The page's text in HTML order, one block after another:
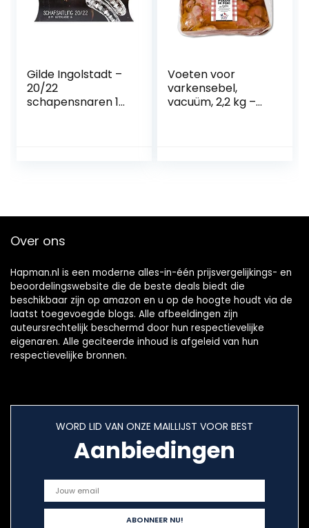
Gilde Ingolstadt –
20/22
schapensnaren 18
Voeten voor
varkensebel,
vacuüm, 2,2 kg –
Over ons
Hapman.nl is een moderne alles-in-één prijsvergelijkings- en
beoordelingswebsite die de beste deals biedt die
beschikbaar zijn op amazon en u op de hoogte houdt via de
laatst toegevoegde blogs. Alle afbeeldingen zijn
auteursrechtelijk beschermd door hun respectievelijke
eigenaren. Alle geciteerde inhoud is afgeleid van hun
respectievelijke bronnen.
WORD LID VAN ONZE MAILLIJST VOOR BEST
Aanbiedingen